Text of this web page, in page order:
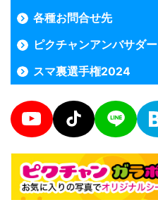
各種お問合せ先
ピクチャンアンバサダー
スマ裏選手権2024